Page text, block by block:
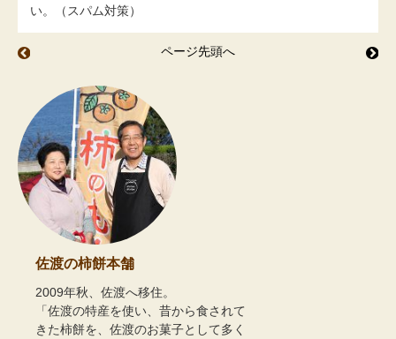
い。（スパム対策）
ページ先頭へ
佐渡の柿餅本舗
2009年秋、佐渡へ移住。
「佐渡の特産を使い、昔から食されて
きた柿餅を、佐渡のお菓子として多く